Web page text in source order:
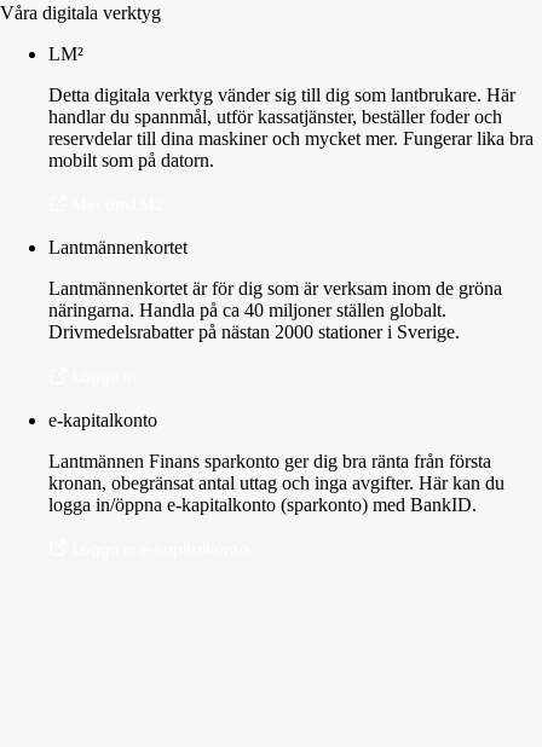
Våra digitala verktyg
LM²
Detta digitala verktyg vänder sig till dig som lantbrukare. Här
handlar du spannmål, utför kassatjänster, beställer foder och
reservdelar till dina maskiner och mycket mer. Fungerar lika bra
mobilt som på datorn.
Lantmännenkortet
Lantmännenkortet är för dig som är verksam inom de gröna
näringarna. Handla på ca 40 miljoner ställen globalt.
Drivmedelsrabatter på nästan 2000 stationer i Sverige.
e-kapitalkonto
Lantmännen Finans sparkonto ger dig bra ränta från första
kronan, obegränsat antal uttag och inga avgifter. Här kan du
logga in/öppna e-kapitalkonto (sparkonto) med BankID.